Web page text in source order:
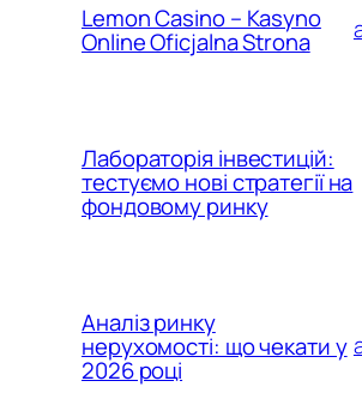
Lemon Casino – Kasyno
Online Oficjalna Strona
Лабораторія інвестицій:
тестуємо нові стратегії на
фондовому ринку
Аналіз ринку
нерухомості: що чекати у
2026 році